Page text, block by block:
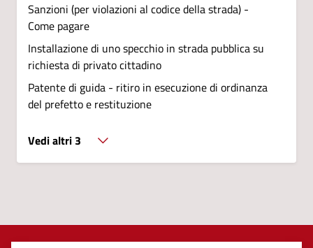
Sanzioni (per violazioni al codice della strada) -
Come pagare
Installazione di uno specchio in strada pubblica su
richiesta di privato cittadino
Patente di guida - ritiro in esecuzione di ordinanza
del prefetto e restituzione
Vedi altri 3